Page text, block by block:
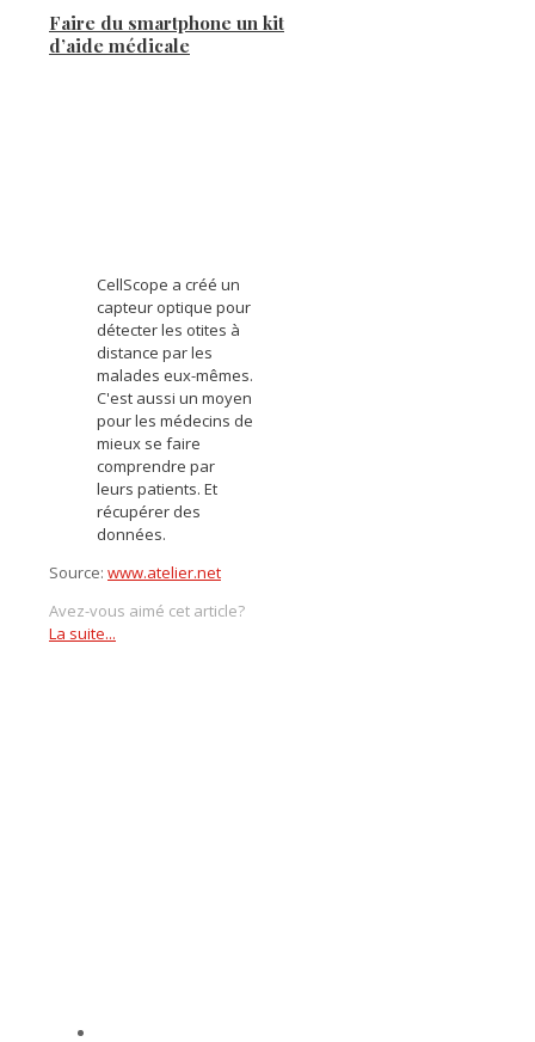
Faire du smartphone un kit
d’aide médicale
CellScope a créé un
capteur optique pour
détecter les otites à
distance par les
malades eux-mêmes.
C'est aussi un moyen
pour les médecins de
mieux se faire
comprendre par
leurs patients. Et
récupérer des
données.
Source: www.atelier.net
Avez-vous aimé cet article?
La suite...